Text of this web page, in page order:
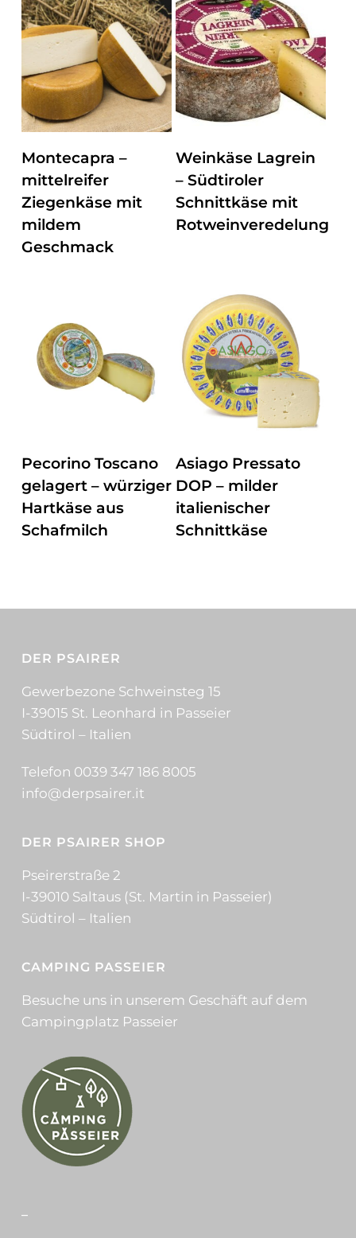
Montecapra –
mittelreifer
Ziegenkäse mit
mildem
Geschmack
ZUM PRODUKT
Weinkäse Lagrein
– Südtiroler
Schnittkäse mit
Rotweinveredelung
Pecorino Toscano
gelagert – würziger
Hartkäse aus
Schafmilch
Asiago Pressato
DOP – milder
italienischer
Schnittkäse
DER PSAIRER
Gewerbezone Schweinsteg 15
I-39015 St. Leonhard in Passeier
Südtirol – Italien
Telefon 0039 347 186 8005
info@derpsairer.it
DER PSAIRER SHOP
Pseirerstraße 2
I-39010 Saltaus (St. Martin in Passeier)
Südtirol – Italien
CAMPING PASSEIER
Besuche uns in unserem Geschäft auf dem
Campingplatz Passeier